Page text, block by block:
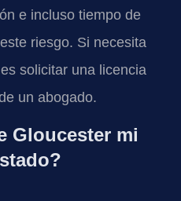
e incluso tiempo de
riesgo. Si necesita
solicitar una licencia
un abogado.
Gloucester mi